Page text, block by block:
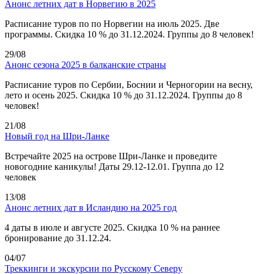
Анонс летних дат в Норвегию в 2025
Расписание туров по по Норвегии на июль 2025. Две
программы. Скидка 10 % до 31.12.2024. Группы до 8 человек!
29/08
Анонс сезона 2025 в балканские страны
Расписание туров по Сербии, Боснии и Черногории на весну,
лето и осень 2025. Скидка 10 % до 31.12.2024. Группы до 8
человек!
21/08
Новый год на Шри-Ланке
Встречайте 2025 на острове Шри-Ланке и проведите
новогодние каникулы! Даты 29.12-12.01. Группа до 12
человек
13/08
Анонс летних дат в Исландию на 2025 год
4 даты в июле и августе 2025. Скидка 10 % на раннее
бронирование до 31.12.24.
04/07
Треккинги и экскурсии по Русскому Северу